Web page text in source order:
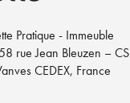
Pratique - Immeuble
rue Jean Bleuzen – CS
CEDEX, France